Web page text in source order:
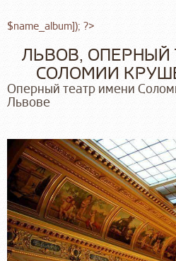
$name_album]); ?>
ЛЬВОВ, ОПЕРНЫЙ
СОЛОМИИ
Оперный театр имени
Львове